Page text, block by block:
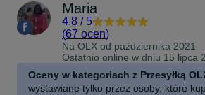
Maria
4.8 / 5
(67 ocen)
Na OLX od października 2021
Ostatnio online w dniu 15 lipca
Oceny w kategoriach z Przesyłką
wystawiane tylko przez osoby, które